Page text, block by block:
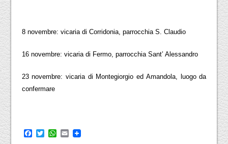
8 novembre: vicaria di Corridonia, parrocchia S. Claudio
16 novembre: vicaria di Fermo, parrocchia Sant’ Alessandro
23 novembre: vicaria di Montegiorgio ed Amandola, luogo da
confermare
Facebook
TwitterWhatsApp
Email